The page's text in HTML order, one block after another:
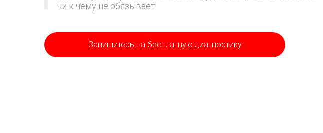
ни к чему не обязывает
Запишитесь на бесплатную диагностику